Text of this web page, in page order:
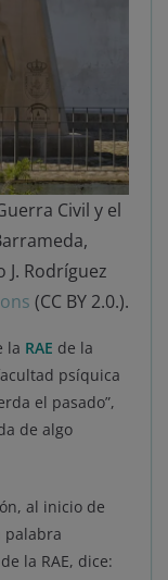
Civil y el
J. Rodríguez
(CC BY 2.0.).
la RAE de la
psíquica
el pasado”,
de algo
al inicio de
palabra
la RAE, dice: